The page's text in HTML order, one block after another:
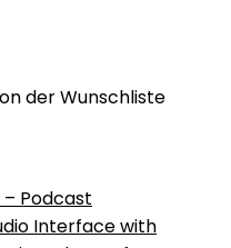
der Wunschliste